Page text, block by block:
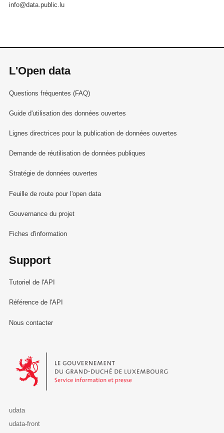
info@data.public.lu
L'Open data
Questions fréquentes (FAQ)
Guide d'utilisation des données ouvertes
Lignes directrices pour la publication de données ouvertes
Demande de réutilisation de données publiques
Stratégie de données ouvertes
Feuille de route pour l'open data
Gouvernance du projet
Fiches d'information
Support
Tutoriel de l'API
Référence de l'API
Nous contacter
Le Gouvernement du Grand-Duché de Luxembourg - Service
udata
udata-front